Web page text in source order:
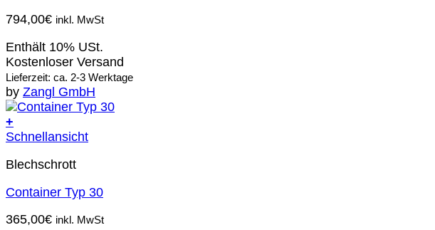
794,00€ inkl. MwSt
Enthält 10% USt.
Kostenloser Versand
Lieferzeit: ca. 2-3 Werktage
by Zangl GmbH
+
Schnellansicht
Blechschrott
Container Typ 30
365,00€ inkl. MwSt